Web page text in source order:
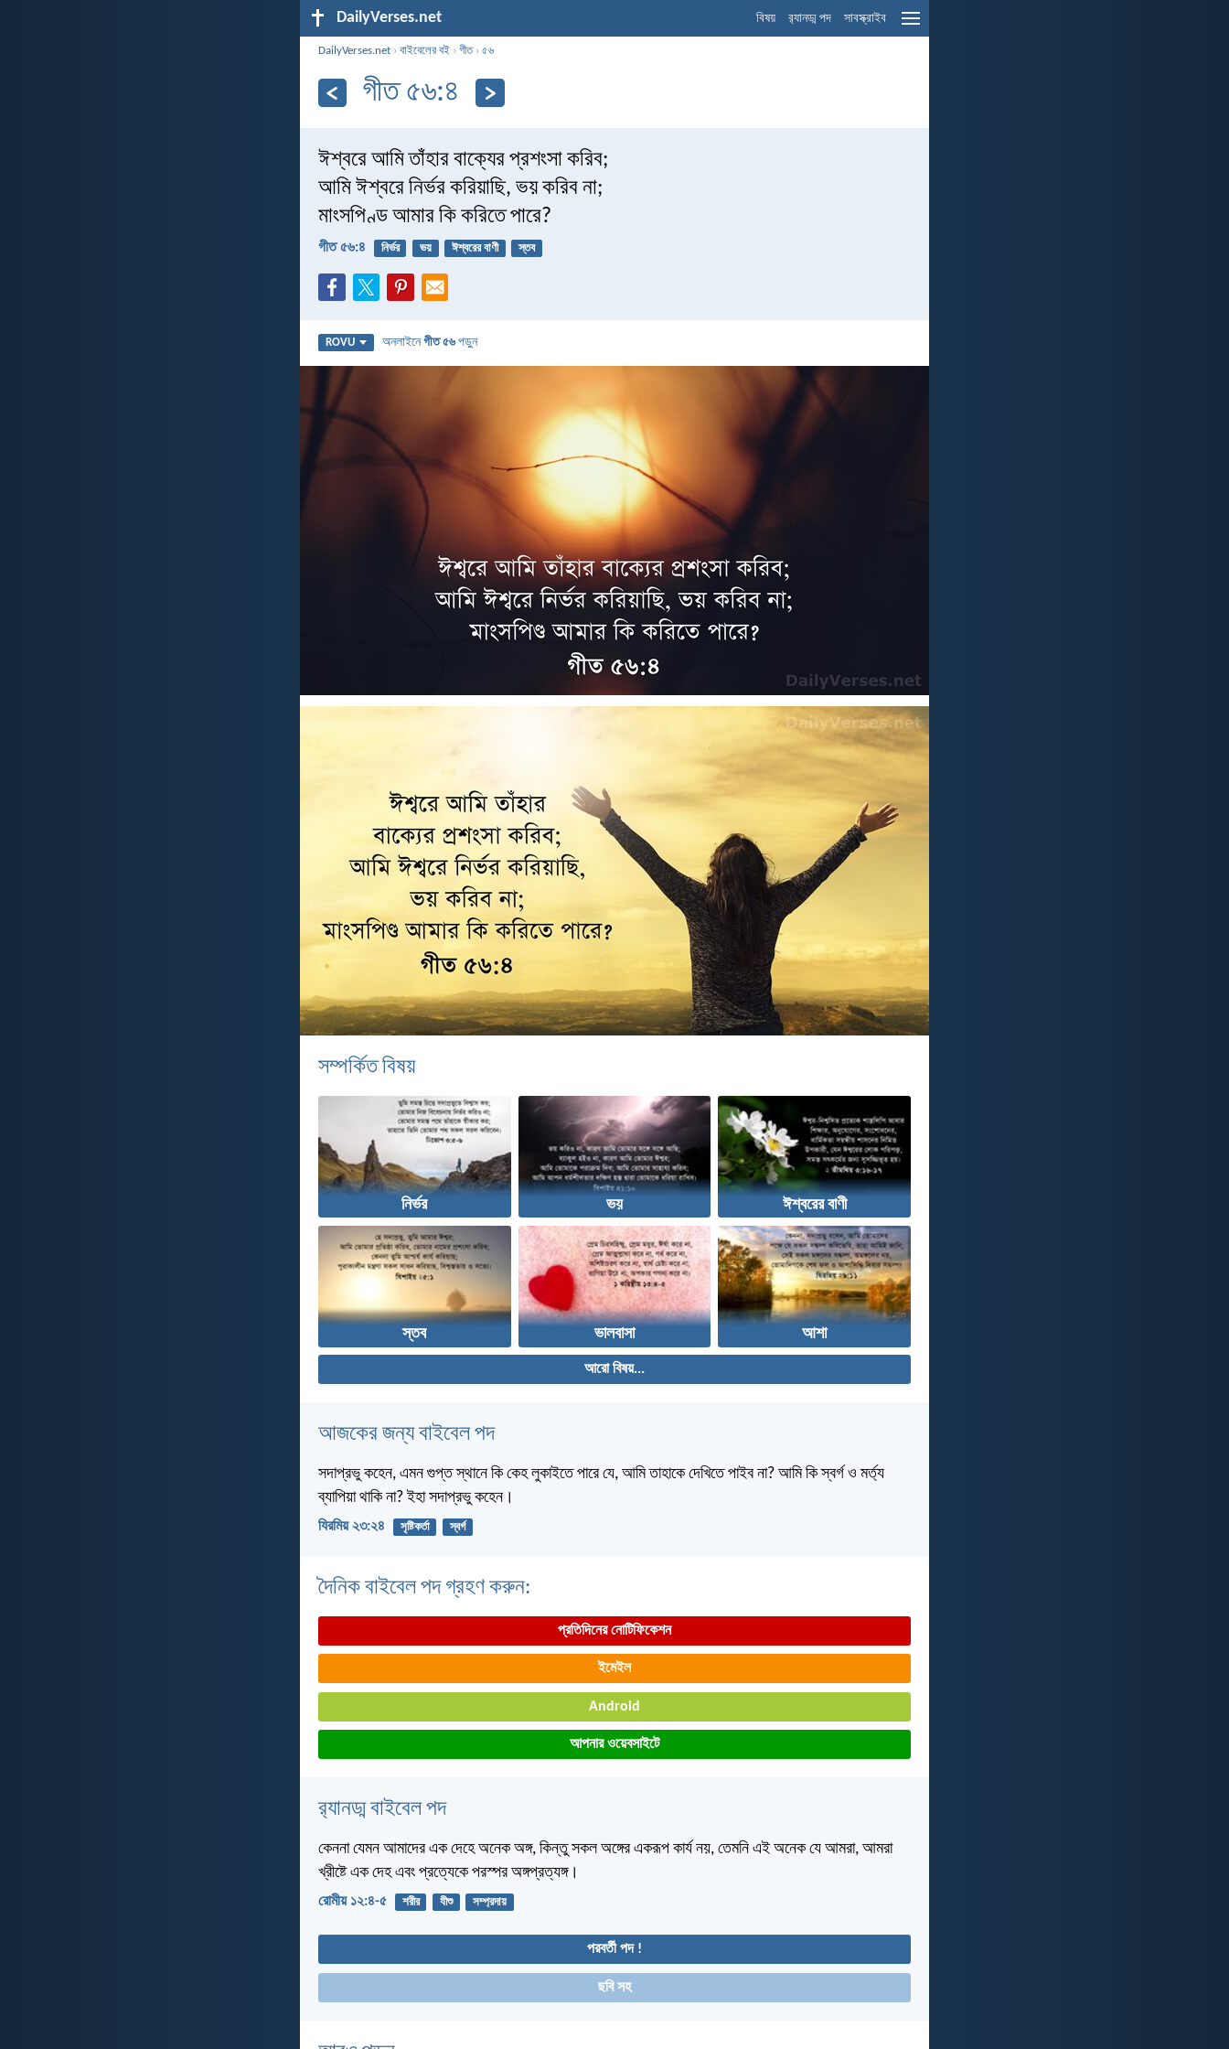
DailyVerses.net বিষয় র‌্যানড্ম পদ সাবস্ক্রাইব
DailyVerses.net ›বাইবেলের বই ›গীত›৫৬
গীত ৫৬:৪
ঈশ্বরে আমি তাঁহার বাক্যের প্রশংসা করিব;
আমি ঈশ্বরে নির্ভর করিয়াছি, ভয় করিব না;
মাংসপিণ্ড আমার কি করিতে পারে?
গীত ৫৬:৪ নির্ভর ভয় ঈশ্বরের বাণী স্তব
ROVU অনলাইনেগীত ৫৬ পড়ুন
সম্পর্কিত বিষয়
নির্ভর ভয় ঈশ্বরের বাণী
স্তব ভালবাসা আশা
আরো বিষয়...
আজকের জন্য বাইবেল পদ
সদাপ্রভু কহেন, এমন গুপ্ত স্থানে কি কেহ লুকাইতে পারে যে, আমি তাহাকে দেখিতে পাইব না? আমি কি স্বর্গ ও মর্ত্য
ব্যাপিয়া থাকি না? ইহা সদাপ্রভু কহেন।
যিরমিয় ২৩:২৪ সৃষ্টিকর্তা স্বর্গ
দৈনিক বাইবেল পদ গ্রহণ করুন:
প্রতিদিনের নোটিফিকেশন
ইমেইল
Android
আপনার ওয়েবসাইটে
র‌্যানড্ম বাইবেল পদ
কেননা যেমন আমাদের এক দেহে অনেক অঙ্গ, কিন্তু সকল অঙ্গের একরূপ কার্য নয়, তেমনি এই অনেক যে আমরা, আমরা
খ্রীষ্টে এক দেহ এবং প্রত্যেকে পরস্পর অঙ্গপ্রত্যঙ্গ।
রোমীয় ১২:৪-৫ শরীর যীশু সম্প্রদায়
পরবর্তী পদ !
ছবি সহ